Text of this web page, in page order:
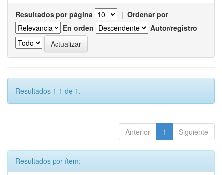
Resultados por página | Ordenar por
En orden
Autor/registro
Resultados 1-1 de 1.
Anterior 1 Siguiente
Resultados por ítem: